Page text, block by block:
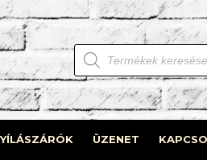
Products
search
ÜZENET